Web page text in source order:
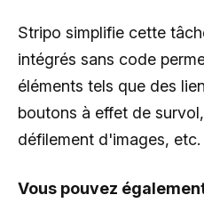
Stripo simplifie cette
intégrés sans code
éléments tels que des
boutons à effet de
défilement d'images, etc.
Vous pouvez